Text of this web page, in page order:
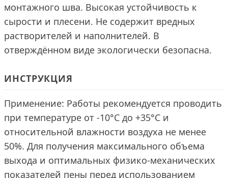
монтажного шва. Высокая устойчивость к
сырости и плесени. Не содержит вредных
растворителей и наполнителей. В
отверждённом виде экологически безопасна.
ИНСТРУКЦИЯ
Применение: Работы рекомендуется проводить
при температуре от -10°С до +35°С и
относительной влажности воздуха не менее
50%. Для получения максимального объема
выхода и оптимальных физико-механических
показателей пены перед использованием